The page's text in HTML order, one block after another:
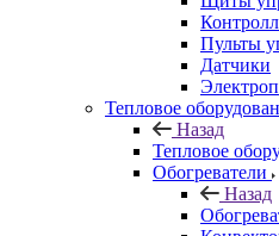
Пульты
Датчики
Тепловое
Назад
Тепловое
Обогреватели
Назад